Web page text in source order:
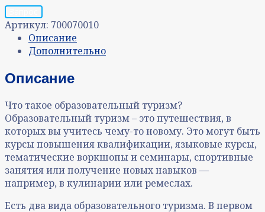
Артикул: 700070010
Описание
Дополнительно
Описание
Что такое образовательный туризм?
Образовательный туризм – это путешествия, в
которых вы учитесь чему-то новому. Это могут быть
курсы повышения квалификации, языковые курсы,
тематические воркшопы и семинары, спортивные
занятия или получение новых навыков —
например, в кулинарии или ремеслах.
Есть два вида образовательного туризма. В первом